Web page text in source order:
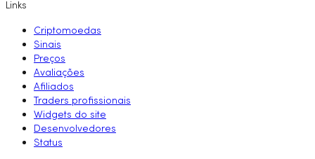
Links
Criptomoedas
Sinais
Preços
Avaliações
Afiliados
Traders profissionais
Widgets do site
Desenvolvedores
Status